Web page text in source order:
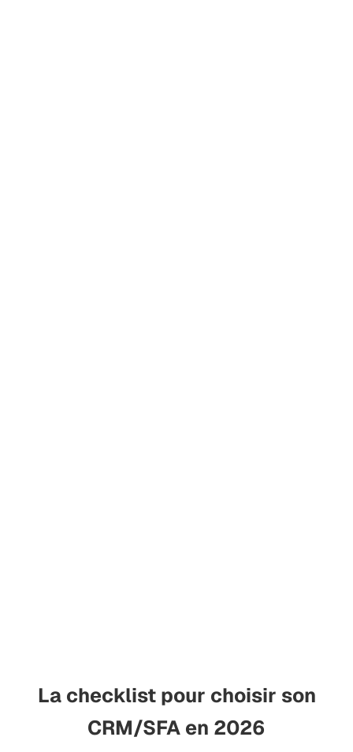
La checklist pour choisir son
CRM/SFA en 2026